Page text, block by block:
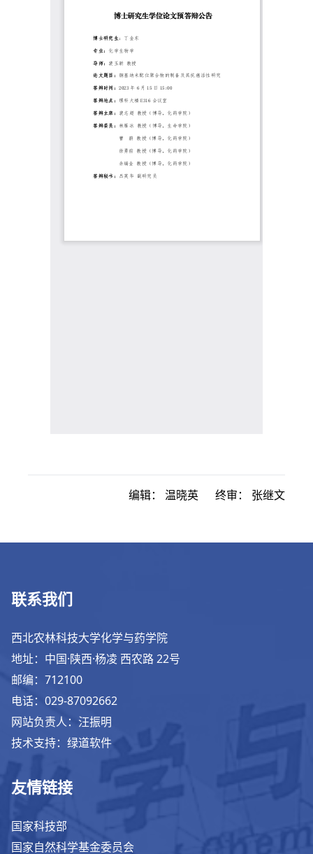
编辑： 温晓英 终审： 张继文
联系我们
西北农林科技大学化学与药学院
地址：中国·陕西·杨凌 西农路 22号
邮编：712100
电话：029-87092662
网站负责人：汪振明
技术支持：绿道软件
友情链接
国家科技部
国家自然科学基金委员会